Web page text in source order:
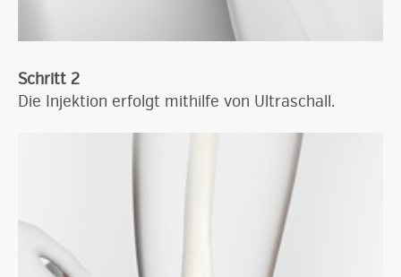
Schritt 2
Die Injektion erfolgt mithilfe von Ultraschall.